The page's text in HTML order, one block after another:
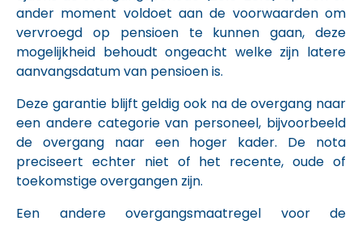
ander moment voldoet aan de voorwaarden om
vervroegd op pensioen te kunnen gaan, deze
mogelijkheid behoudt ongeacht welke zijn latere
aanvangsdatum van pensioen is.
Deze garantie blijft geldig ook na de overgang naar
een andere categorie van personeel, bijvoorbeeld
de overgang naar een hoger kader. De nota
preciseert echter niet of het recente, oude of
toekomstige overgangen zijn.
Een andere overgangsmaatregel voor de